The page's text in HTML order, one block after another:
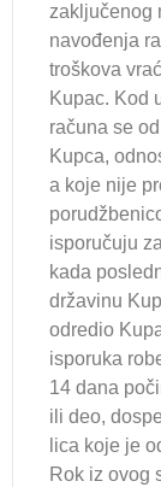
zaključenog
navođenja
troškova
Kupac. Kod
računa se
Kupca,
a koje nije
isporučuju
kada
državinu
odredio
isporuka
14 dana
ili deo,
lica koje je
Rok iz ovog